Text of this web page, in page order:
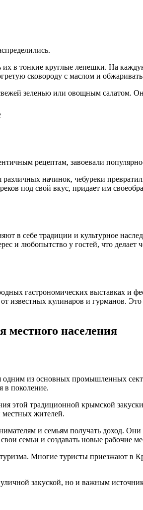
их в тонкие круглые лепешки. На
сковороду с маслом и обжаривать
зеленью или овощным салатом.
рецептам, завоевали
начинок, чебуреки
под свой вкус, придает им
в себе традиции и культурное
и любопытство у гостей, что
гастрономических выставках и
кулинаров и гурманов.
местного населения
из основных промышленных
в поколение.
этой традиционной крымской
жителей.
и семьям получать доход.
семьи и создавать новые рабочие
Многие туристы приезжают в
закуской, но и важным